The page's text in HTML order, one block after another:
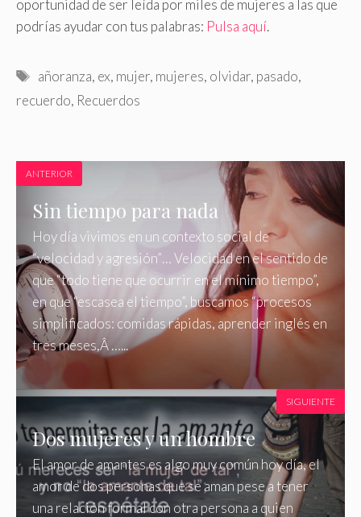
oportunidad de ser leída por miles de mujeres a las que
podrías ayudar con tus palabras: Pulsa aquí.
Etiquetas
añoranza, ex, mujer, mujeres, olvidar, pasado,
recuerdo, Recuerdos
ANTERIOR
Sin tiempo para nada
Hoy día vivimos en un contexto social de
“velocidad y agresión”… Velocidad en el sentido de
que “todo tiene que ocurrir en el mínimo tiempo”,
en que “escasea el tiempo”, buscamos “procesos
simplificados: comidas rápidas, aprender inglés en
tres meses,Â …...
Dos mujeres y un hombre
El amor de amantes es algo muy común hoy día, el
amor de dos personas que se aman pese a tener
una relación formal con otra persona a quien
SIGUIENTE